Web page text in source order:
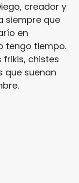
creador y
siempre que
en
tengo tiempo.
frikis, chistes
que suenan